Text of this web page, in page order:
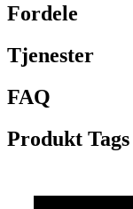
Fordele
Tjenester
FAQ
Produkt Tags